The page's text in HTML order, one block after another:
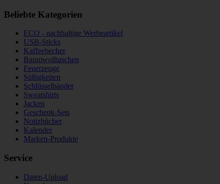
Beliebte Kategorien
ECO - nachhaltige Werbeartikel
USB-Sticks
Kaffeebecher
Baumwolltaschen
Feuerzeuge
Süßigkeiten
Schlüsselbänder
Sweatshirts
Jacken
Geschenk-Sets
Notizbücher
Kalender
Marken-Produkte
Service
Daten-Upload